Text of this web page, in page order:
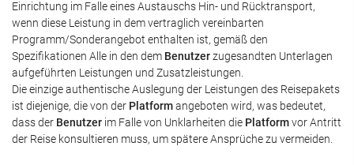
Einrichtung im Falle eines Austauschs Hin- und Rücktransport,
wenn diese Leistung in dem vertraglich vereinbarten
Programm/Sonderangebot enthalten ist, gemäß den
Spezifikationen Alle in den dem Benutzerzugesandten Unterlagen
aufgeführten Leistungen und Zusatzleistungen.
Die einzige authentische Auslegung der Leistungen des Reisepakets
ist diejenige, die von der Platformangeboten wird, was bedeutet,
dass der Benutzer im Falle von Unklarheiten die Platformvor Antritt
der Reise konsultieren muss, um spätere Ansprüche zu vermeiden.